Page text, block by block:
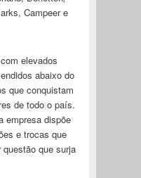
Campeer e
elevados
abaixo do
que conquistam
de todo o país.
empresa dispõe
e trocas que
que surja